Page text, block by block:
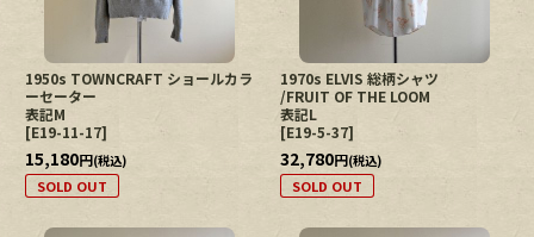
1950s TOWNCRAFT ショールカラ
ーセーター
表記M
[E19-11-17]
15,180円(税込)
SOLD OUT
1970s ELVIS 総柄シャツ
/FRUIT OF THE LOOM
表記L
[E19-5-37]
32,780円(税込)
SOLD OUT